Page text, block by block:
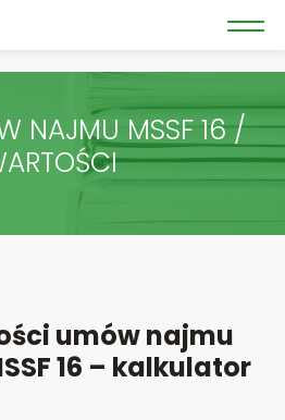
NAJMU MSSF 16 /
umów najmu
16 – kalkulator